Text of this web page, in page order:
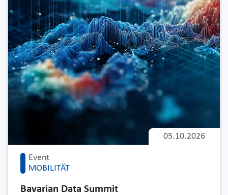
Event
MOBILITÄT
05.10.2026
Bavarian Data Summit